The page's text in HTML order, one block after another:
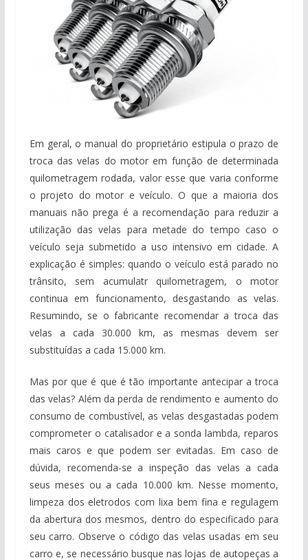
Em geral, o manual do proprietário estipula o prazo de
troca das velas do motor em função de determinada
quilometragem rodada, valor esse que varia conforme
o projeto do motor e veículo. O que a maioria dos
manuais não prega é a recomendação para reduzir a
utilização das velas para metade do tempo caso o
veículo seja submetido a uso intensivo em cidade. A
explicação é simples: quando o veículo está parado no
trânsito, sem acumulatr quilometragem, o motor
continua em funcionamento, desgastando as velas.
Resumindo, se o fabricante recomendar a troca das
velas a cada 30.000 km, as mesmas devem ser
substituídas a cada 15.000 km.
Mas por que é que é tão importante antecipar a troca
das velas? Além da perda de rendimento e aumento do
consumo de combustível, as velas desgastadas podem
comprometer o catalisador e a sonda lambda, reparos
mais caros e que podem ser evitadas. Em caso de
dúvida, recomenda-se a inspeção das velas a cada
seus meses ou a cada 10.000 km. Nesse momento,
limpeza dos eletrodos com lixa bem fina e regulagem
da abertura dos mesmos, dentro do especificado para
seu carro. Observe o código das velas usadas em seu
carro e, se necessário busque nas lojas de autopeças a